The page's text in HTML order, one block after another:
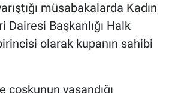
müsabakalarda Kadın
Başkanlığı Halk
olarak kupanın sahibi
coşkunun yaşandığı